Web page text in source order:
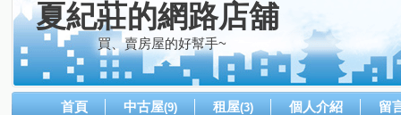
夏紀莊的網路店舖
買、賣房屋的好幫手~
首頁 中古屋(9) 租屋(3) 個人介紹 留